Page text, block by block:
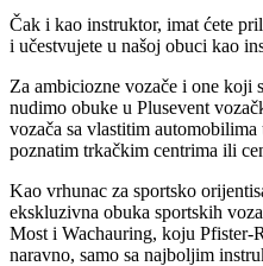
Čak i kao instruktor, imat ćete
i učestvujete u našoj obuci kao
Za ambiciozne vozače i one koji
nudimo obuke u Plusevent
vozača sa vlastitim
poznatim trkačkim centrima ili
Kao vrhunac za sportsko
ekskluzivna obuka sportskih
Most i Wachauring, koju Pfister-
naravno, samo sa najboljim